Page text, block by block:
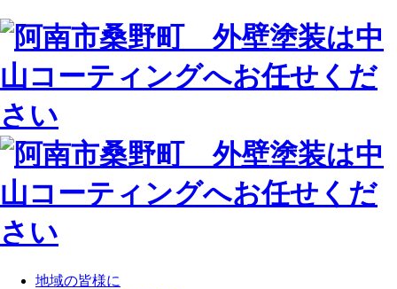
地域の皆様に